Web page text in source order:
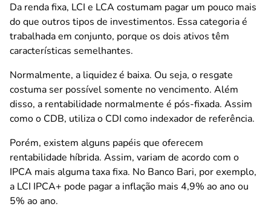
Da renda fixa, LCI e LCA costumam pagar um pouco mais
do que outros tipos de investimentos. Essa categoria é
trabalhada em conjunto, porque os dois ativos têm
características semelhantes.
Normalmente, a liquidez é baixa. Ou seja, o resgate
costuma ser possível somente no vencimento. Além
disso, a rentabilidade normalmente é pós-fixada. Assim
como o CDB, utiliza o CDI como indexador de referência.
Porém, existem alguns papéis que oferecem
rentabilidade híbrida. Assim, variam de acordo com o
IPCA mais alguma taxa fixa. No Banco Bari, por exemplo,
a LCI IPCA+ pode pagar a inflação mais 4,9% ao ano ou
5% ao ano.